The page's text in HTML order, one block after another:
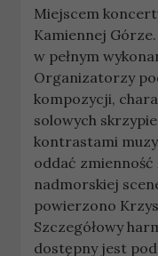
Miejscem
Kamiennej
w pełnym
Organizatorzy
kompozycji,
solowych
kontrastami
oddać
nadmorskiej
powierzono
Szczegółowy
dostępny jest pod